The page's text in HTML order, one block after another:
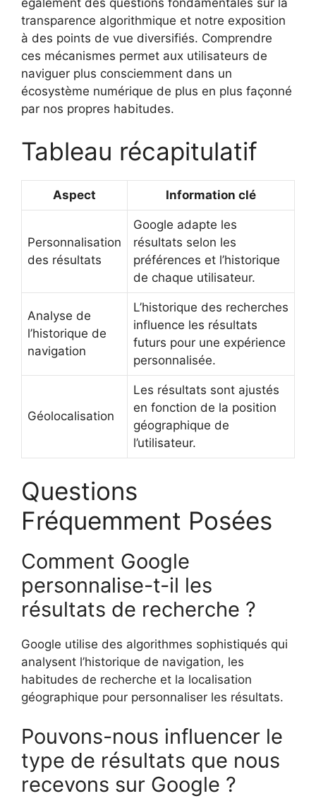
également des questions fondamentales sur la
transparence algorithmique et notre exposition
à des points de vue diversifiés. Comprendre
ces mécanismes permet aux utilisateurs de
naviguer plus consciemment dans un
écosystème numérique de plus en plus façonné
par nos propres habitudes.
Tableau récapitulatif
Aspect Information clé
Personnalisation
des résultats
Google adapte les
résultats selon les
préférences et l’historique
de chaque utilisateur.
Analyse de
l’historique de
navigation
L’historique des recherches
influence les résultats
futurs pour une expérience
personnalisée.
Géolocalisation
Les résultats sont ajustés
en fonction de la position
géographique de
l’utilisateur.
Questions
Fréquemment Posées
Comment Google
personnalise-t-il les
résultats de recherche ?
Google utilise des algorithmes sophistiqués qui
analysent l’historique de navigation, les
habitudes de recherche et la localisation
géographique pour personnaliser les résultats.
Pouvons-nous influencer le
type de résultats que nous
recevons sur Google ?